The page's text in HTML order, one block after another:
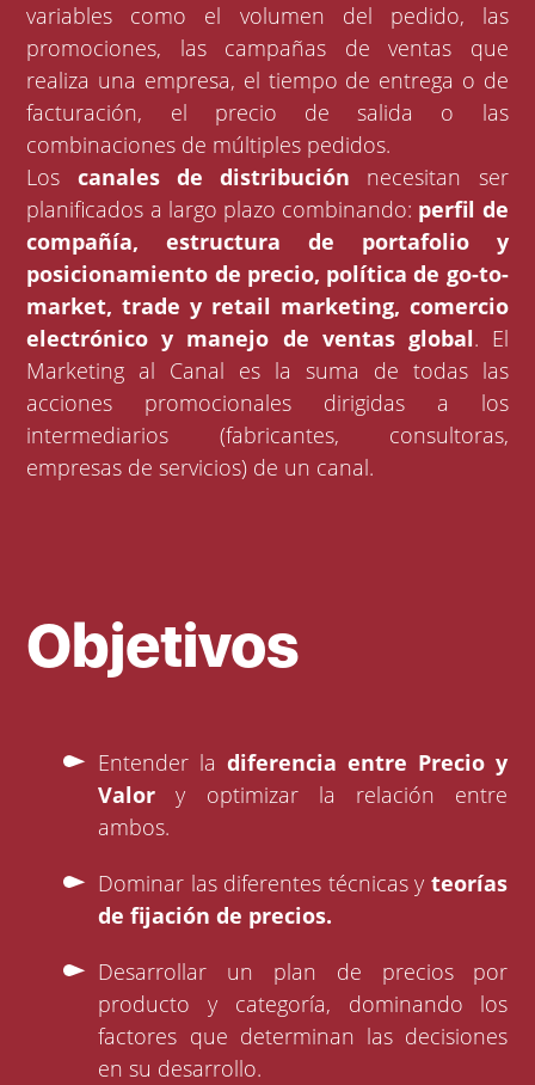
variables como el volumen del pedido, las
promociones, las campañas de ventas que
realiza una empresa, el tiempo de entrega o de
facturación, el precio de salida o las
combinaciones de múltiples pedidos.
Los canales de distribución necesitan ser
planificados a largo plazo combinando: perfil de
compañía, estructura de portafolio y
posicionamiento de precio, política de go-to-
market, trade y retail marketing, comercio
electrónico y manejo de ventas global. El
Marketing al Canal es la suma de todas las
acciones promocionales dirigidas a los
intermediarios (fabricantes, consultoras,
empresas de servicios) de un canal.
Objetivos
Entender ladiferencia entre Precio y
Valory optimizar la relación entre
ambos.
Dominar las diferentes técnicas y teorías
de fijación de precios.
Desarrollar un plan de precios por
producto y categoría, dominando los
factores que determinan las decisiones
en su desarrollo.